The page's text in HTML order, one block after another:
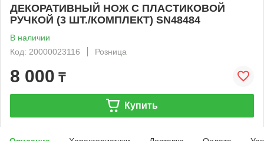
ДЕКОРАТИВНЫЙ НОЖ С ПЛАСТИКОВОЙ
РУЧКОЙ (3 ШТ./КОМПЛЕКТ) SN48484
В наличии
Код: 20000023116
Розница
8 000 ₸
Купить